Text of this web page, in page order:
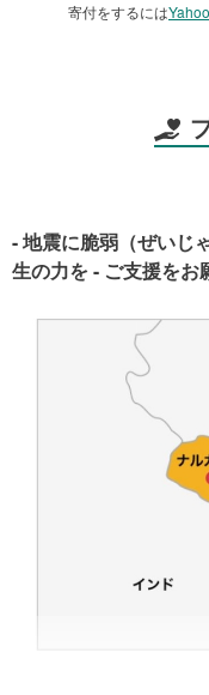
寄付をするには
- 地震に脆弱（ぜいじ
生の力を - ご支援をお